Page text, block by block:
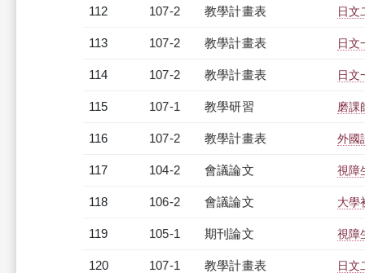
112 107-2 教學計畫表 日文
113 107-2 教學計畫表 日文
114 107-2 教學計畫表 日文
115 107-1 教學研習 磨課
116 107-2 教學計畫表 外國
117 104-2 會議論文 視障
118 106-2 會議論文 大學
119 105-1 期刊論文 視障
120 107-1 教學計畫表 日文